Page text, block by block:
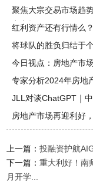
聚焦大宗交易市场趋
产市场
红利资产还有行情么
将球队的胜负归结于
今日视点：房地产市
专家分析2024年房地
JLL对谈ChatGPT｜
房地产市场再迎利好
上一篇：投融资护航
下一篇：重大利好！南
月开学...